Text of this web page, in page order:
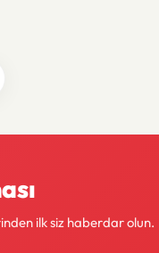
ilk siz haberdar olun.